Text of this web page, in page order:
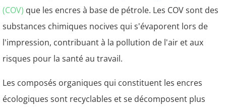
(COV) que les encres à base de pétrole. Les COV sont des
substances chimiques nocives qui s'évaporent lors de
l'impression, contribuant à la pollution de l'air et aux
risques pour la santé au travail.
Les composés organiques qui constituent les encres
écologiques sont recyclables et se décomposent plus